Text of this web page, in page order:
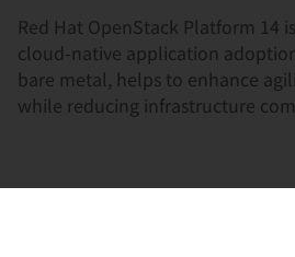
Red Hat OpenStack Platform 14
cloud-native application
bare metal, helps to enhance
while reducing infrastructure